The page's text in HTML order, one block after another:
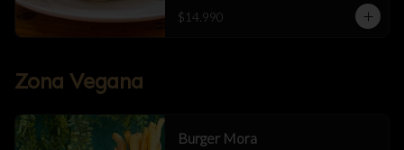
$14.990
Zona Vegana
Burger Mora